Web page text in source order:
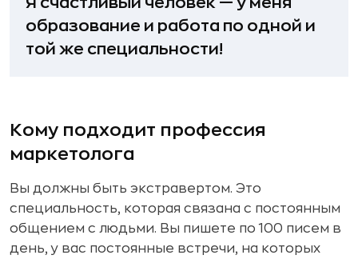
образование и работа по одной и
той же специальности!
Кому подходит профессия
маркетолога
Вы должны быть экстравертом. Это
специальность, которая связана с постоянным
общением с людьми. Вы пишете по 100 писем в
день, у вас постоянные встречи, на которых